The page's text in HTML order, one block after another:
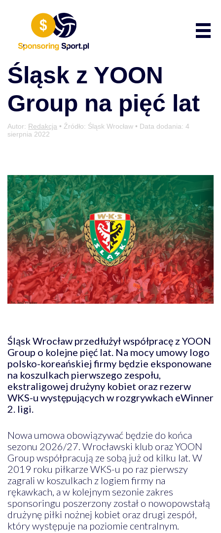
Śląsk z YOON
Group na pięć lat
Autor: Redakcja • Źródło: Śląsk Wrocław • Data dodania: 4
sierpnia 2022
Śląsk Wrocław przedłużył współpracę z YOON
Group o kolejne pięć lat. Na mocy umowy logo
polsko-koreańskiej firmy będzie eksponowane
na koszulkach pierwszego zespołu,
ekstraligowej drużyny kobiet oraz rezerw
WKS-u występujących w rozgrywkach eWinner
2. ligi.
Nowa umowa obowiązywać będzie do końca
sezonu 2026/27. Wrocławski klub oraz YOON
Group współpracują ze sobą już od kilku lat. W
2019 roku piłkarze WKS-u po raz pierwszy
zagrali w koszulkach z logiem firmy na
rękawkach, a w kolejnym sezonie zakres
sponsoringu poszerzony został o nowopowstałą
drużynę piłki nożnej kobiet oraz drugi zespół,
który występuje na poziomie centralnym.